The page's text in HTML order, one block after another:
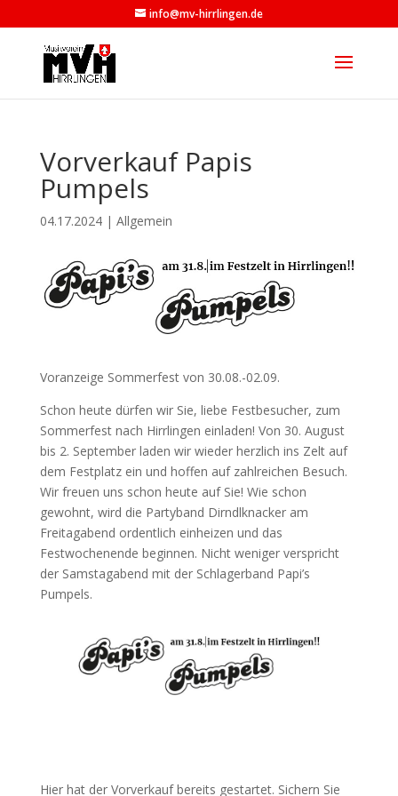
info@mv-hirrlingen.de
Vorverkauf Papis
Pumpels
04.17.2024| Allgemein
Voranzeige Sommerfest von 30.08.-02.09.
Schon heute dürfen wir Sie, liebe Festbesucher, zum
Sommerfest nach Hirrlingen einladen! Von 30. August
bis 2. September laden wir wieder herzlich ins Zelt auf
dem Festplatz ein und hoffen auf zahlreichen Besuch.
Wir freuen uns schon heute auf Sie! Wie schon
gewohnt, wird die Partyband Dirndlknacker am
Freitagabend ordentlich einheizen und das
Festwochenende beginnen. Nicht weniger verspricht
der Samstagabend mit der Schlagerband Papi’s
Pumpels.
Hier hat der Vorverkauf bereits gestartet. Sichern Sie